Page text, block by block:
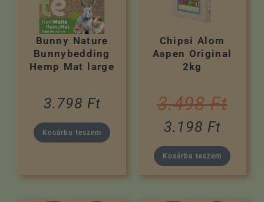
Bunny Nature
Bunnybedding
Hemp Mat large
3.798 Ft
Kosárba teszem
Chipsi Alom
Aspen Original
2kg
3.498Ft
3.198 Ft
Kosárba teszem